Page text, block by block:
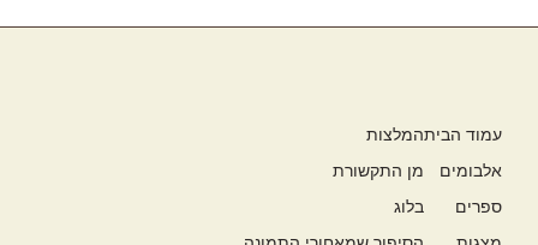
עמוד הבית
אלבומים
ספרים
המלצות
מן התקשורת
בלוג